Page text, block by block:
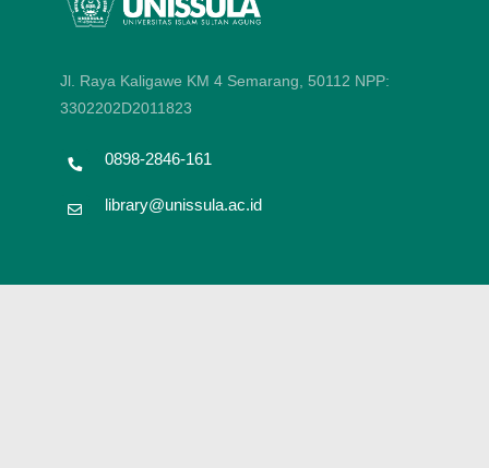
Jl. Raya Kaligawe KM 4 Semarang, 50112 NPP:
3302202D2011823
0898-2846-161
library@unissula.ac.id